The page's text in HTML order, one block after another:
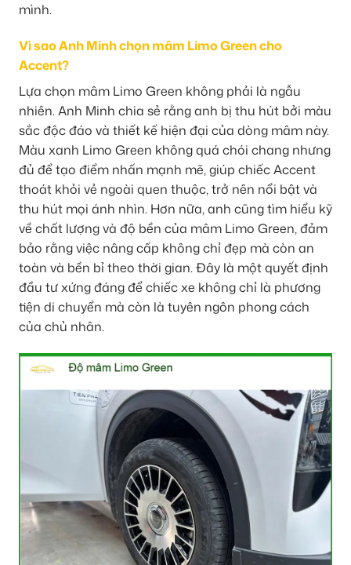
mình.
Vì sao Anh Minh chọn mâm Limo Green cho
Accent?
Lựa chọn mâm Limo Green không phải là ngẫu
nhiên. Anh Minh chia sẻ rằng anh bị thu hút bởi màu
sắc độc đáo và thiết kế hiện đại của dòng mâm này.
Màu xanh Limo Green không quá chói chang nhưng
đủ để tạo điểm nhấn mạnh mẽ, giúp chiếc Accent
thoát khỏi vẻ ngoài quen thuộc, trở nên nổi bật và
thu hút mọi ánh nhìn. Hơn nữa, anh cũng tìm hiểu kỹ
về chất lượng và độ bền của mâm Limo Green, đảm
bảo rằng việc nâng cấp không chỉ đẹp mà còn an
toàn và bền bỉ theo thời gian. Đây là một quyết định
đầu tư xứng đáng để chiếc xe không chỉ là phương
tiện di chuyển mà còn là tuyên ngôn phong cách
của chủ nhân.